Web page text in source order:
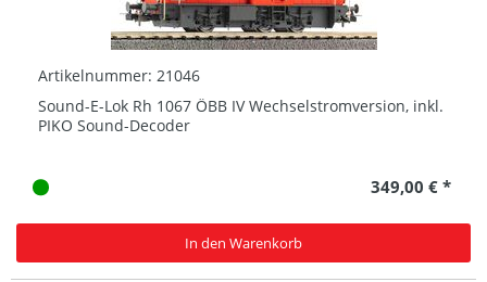
Artikelnummer: 21046
Sound-E-Lok Rh 1067 ÖBB IV Wechselstromversion, inkl.
PIKO Sound-Decoder
349,00 € *
In den Warenkorb